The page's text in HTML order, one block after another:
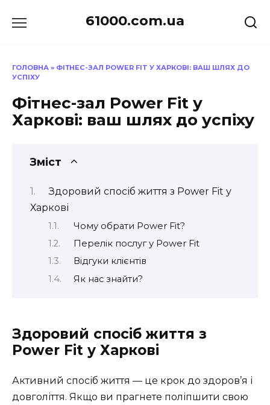
до
61000.com.ua
ГОЛОВНА » ФІТНЕС-ЗАЛ POWER FIT У ХАРКОВІ: ВАШ ШЛЯХ ДО
УСПІХУ
Фітнес-зал Power Fit у
Харкові: ваш шлях до успіху
Зміст
Здоровий спосіб життя з Power Fit у
Харкові
Чому обрати Power Fit?
Перелік послуг у Power Fit
Відгуки клієнтів
Як нас знайти?
Здоровий спосіб життя з
Power Fit у Харкові
Активний спосіб життя — це крок до здоров’я і
довголіття. Якщо ви прагнете поліпшити свою